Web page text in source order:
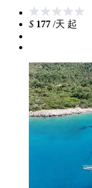
$ 177 /天 起